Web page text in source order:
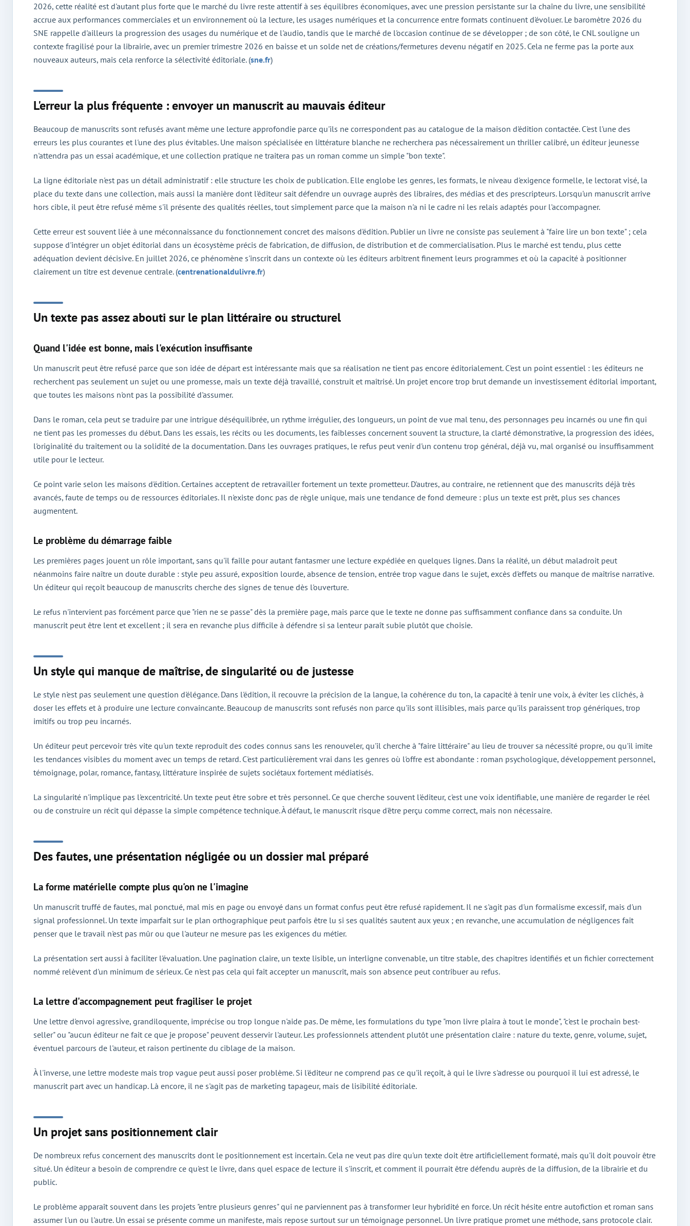
2026, cette réalité est d'autant plus forte que le marché du livre reste attentif à ses équilibres économiques, avec une pression persistante sur la chaîne du livre, une sensibilité
accrue aux performances commerciales et un environnement où la lecture, les usages numériques et la concurrence entre formats continuent d'évoluer. Le baromètre 2026 du
SNE rappelle d'ailleurs la progression des usages du numérique et de l'audio, tandis que le marché de l'occasion continue de se développer ; de son côté, le CNL souligne un
contexte fragilisé pour la librairie, avec un premier trimestre 2026 en baisse et un solde net de créations/fermetures devenu négatif en 2025. Cela ne ferme pas la porte aux
nouveaux auteurs, mais cela renforce la sélectivité éditoriale. (sne.fr)
L'erreur la plus fréquente : envoyer un manuscrit au mauvais éditeur
Beaucoup de manuscrits sont refusés avant même une lecture approfondie parce qu'ils ne correspondent pas au catalogue de la maison d'édition contactée. C'est l'une des
erreurs les plus courantes et l'une des plus évitables. Une maison spécialisée en littérature blanche ne recherchera pas nécessairement un thriller calibré, un éditeur jeunesse
n'attendra pas un essai académique, et une collection pratique ne traitera pas un roman comme un simple "bon texte".
La ligne éditoriale n'est pas un détail administratif : elle structure les choix de publication. Elle englobe les genres, les formats, le niveau d'exigence formelle, le lectorat visé, la
place du texte dans une collection, mais aussi la manière dont l'éditeur sait défendre un ouvrage auprès des libraires, des médias et des prescripteurs. Lorsqu'un manuscrit arrive
hors cible, il peut être refusé même s'il présente des qualités réelles, tout simplement parce que la maison n'a ni le cadre ni les relais adaptés pour l'accompagner.
Cette erreur est souvent liée à une méconnaissance du fonctionnement concret des maisons d'édition. Publier un livre ne consiste pas seulement à "faire lire un bon texte" ; cela
suppose d'intégrer un objet éditorial dans un écosystème précis de fabrication, de diffusion, de distribution et de commercialisation. Plus le marché est tendu, plus cette
adéquation devient décisive. En juillet 2026, ce phénomène s'inscrit dans un contexte où les éditeurs arbitrent finement leurs programmes et où la capacité à positionner
clairement un titre est devenue centrale. (centrenationaldulivre.fr)
Un texte pas assez abouti sur le plan littéraire ou structurel
Quand l'idée est bonne, mais l'exécution insuffisante
Un manuscrit peut être refusé parce que son idée de départ est intéressante mais que sa réalisation ne tient pas encore éditorialement. C'est un point essentiel : les éditeurs ne
recherchent pas seulement un sujet ou une promesse, mais un texte déjà travaillé, construit et maîtrisé. Un projet encore trop brut demande un investissement éditorial important,
que toutes les maisons n'ont pas la possibilité d'assumer.
Dans le roman, cela peut se traduire par une intrigue déséquilibrée, un rythme irrégulier, des longueurs, un point de vue mal tenu, des personnages peu incarnés ou une fin qui
ne tient pas les promesses du début. Dans les essais, les récits ou les documents, les faiblesses concernent souvent la structure, la clarté démonstrative, la progression des idées,
l'originalité du traitement ou la solidité de la documentation. Dans les ouvrages pratiques, le refus peut venir d'un contenu trop général, déjà vu, mal organisé ou insuffisamment
utile pour le lecteur.
Ce point varie selon les maisons d'édition. Certaines acceptent de retravailler fortement un texte prometteur. D'autres, au contraire, ne retiennent que des manuscrits déjà très
avancés, faute de temps ou de ressources éditoriales. Il n'existe donc pas de règle unique, mais une tendance de fond demeure : plus un texte est prêt, plus ses chances
augmentent.
Le problème du démarrage faible
Les premières pages jouent un rôle important, sans qu'il faille pour autant fantasmer une lecture expédiée en quelques lignes. Dans la réalité, un début maladroit peut
néanmoins faire naître un doute durable : style peu assuré, exposition lourde, absence de tension, entrée trop vague dans le sujet, excès d'effets ou manque de maîtrise narrative.
Un éditeur qui reçoit beaucoup de manuscrits cherche des signes de tenue dès l'ouverture.
Le refus n'intervient pas forcément parce que "rien ne se passe" dès la première page, mais parce que le texte ne donne pas suffisamment confiance dans sa conduite. Un
manuscrit peut être lent et excellent ; il sera en revanche plus difficile à défendre si sa lenteur paraît subie plutôt que choisie.
Un style qui manque de maîtrise, de singularité ou de justesse
Le style n'est pas seulement une question d'élégance. Dans l'édition, il recouvre la précision de la langue, la cohérence du ton, la capacité à tenir une voix, à éviter les clichés, à
doser les effets et à produire une lecture convaincante. Beaucoup de manuscrits sont refusés non parce qu'ils sont illisibles, mais parce qu'ils paraissent trop génériques, trop
imitifs ou trop peu incarnés.
Un éditeur peut percevoir très vite qu'un texte reproduit des codes connus sans les renouveler, qu'il cherche à "faire littéraire" au lieu de trouver sa nécessité propre, ou qu'il imite
les tendances visibles du moment avec un temps de retard. C'est particulièrement vrai dans les genres où l'offre est abondante : roman psychologique, développement personnel,
témoignage, polar, romance, fantasy, littérature inspirée de sujets sociétaux fortement médiatisés.
La singularité n'implique pas l'excentricité. Un texte peut être sobre et très personnel. Ce que cherche souvent l'éditeur, c'est une voix identifiable, une manière de regarder le réel
ou de construire un récit qui dépasse la simple compétence technique. À défaut, le manuscrit risque d'être perçu comme correct, mais non nécessaire.
Des fautes, une présentation négligée ou un dossier mal préparé
La forme matérielle compte plus qu'on ne l'imagine
Un manuscrit truffé de fautes, mal ponctué, mal mis en page ou envoyé dans un format confus peut être refusé rapidement. Il ne s'agit pas d'un formalisme excessif, mais d'un
signal professionnel. Un texte imparfait sur le plan orthographique peut parfois être lu si ses qualités sautent aux yeux ; en revanche, une accumulation de négligences fait
penser que le travail n'est pas mûr ou que l'auteur ne mesure pas les exigences du métier.
La présentation sert aussi à faciliter l'évaluation. Une pagination claire, un texte lisible, un interligne convenable, un titre stable, des chapitres identifiés et un fichier correctement
nommé relèvent d'un minimum de sérieux. Ce n'est pas cela qui fait accepter un manuscrit, mais son absence peut contribuer au refus.
La lettre d'accompagnement peut fragiliser le projet
Une lettre d'envoi agressive, grandiloquente, imprécise ou trop longue n'aide pas. De même, les formulations du type "mon livre plaira à tout le monde", "c'est le prochain best-
seller" ou "aucun éditeur ne fait ce que je propose" peuvent desservir l'auteur. Les professionnels attendent plutôt une présentation claire : nature du texte, genre, volume, sujet,
éventuel parcours de l'auteur, et raison pertinente du ciblage de la maison.
À l'inverse, une lettre modeste mais trop vague peut aussi poser problème. Si l'éditeur ne comprend pas ce qu'il reçoit, à qui le livre s'adresse ou pourquoi il lui est adressé, le
manuscrit part avec un handicap. Là encore, il ne s'agit pas de marketing tapageur, mais de lisibilité éditoriale.
Un projet sans positionnement clair
De nombreux refus concernent des manuscrits dont le positionnement est incertain. Cela ne veut pas dire qu'un texte doit être artificiellement formaté, mais qu'il doit pouvoir être
situé. Un éditeur a besoin de comprendre ce qu'est le livre, dans quel espace de lecture il s'inscrit, et comment il pourrait être défendu auprès de la diffusion, de la librairie et du
public.
Le problème apparaît souvent dans les projets "entre plusieurs genres" qui ne parviennent pas à transformer leur hybridité en force. Un récit hésite entre autofiction et roman sans
assumer l'un ou l'autre. Un essai se présente comme un manifeste, mais repose surtout sur un témoignage personnel. Un livre pratique promet une méthode, sans protocole clair.